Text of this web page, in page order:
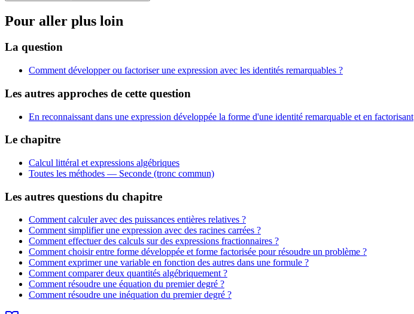
Pour aller plus loin
La question
Comment développer ou factoriser une expression avec les identités remarquables ?
Les autres approches de cette question
En reconnaissant dans une expression développée la forme d'une identité remarquable et en factorisant
Le chapitre
Calcul littéral et expressions algébriques
Toutes les méthodes — Seconde (tronc commun)
Les autres questions du chapitre
Comment calculer avec des puissances entières relatives ?
Comment simplifier une expression avec des racines carrées ?
Comment effectuer des calculs sur des expressions fractionnaires ?
Comment choisir entre forme développée et forme factorisée pour résoudre un problème ?
Comment exprimer une variable en fonction des autres dans une formule ?
Comment comparer deux quantités algébriquement ?
Comment résoudre une équation du premier degré ?
Comment résoudre une inéquation du premier degré ?